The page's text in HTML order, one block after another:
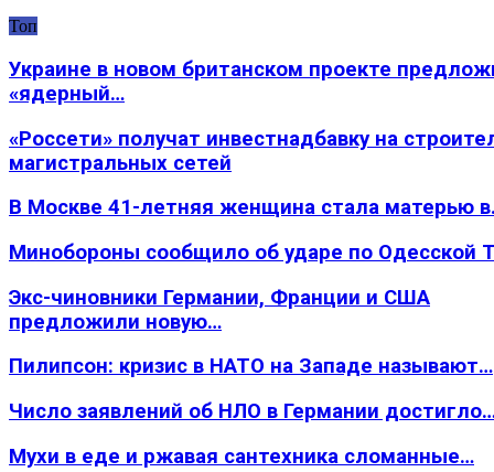
Топ
Украине в новом британском проекте
«ядерный…
«Россети» получат инвестнадбавку на
магистральных сетей
В Москве 41-летняя женщина стала матерью
Минобороны сообщило об ударе по Одесской
Экс-чиновники Германии, Франции и США
предложили новую…
Пилипсон: кризис в НАТО на Западе называют…
Число заявлений об НЛО в Германии
Мухи в еде и ржавая сантехника сломанные…